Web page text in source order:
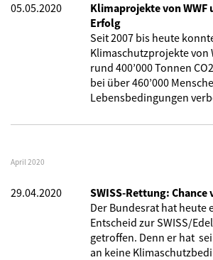
05.05.2020
Klimaprojekte von WWF
Erfolg
Seit 2007 bis heute
Klimaschutzprojekte von
rund 400’000 Tonnen
bei über 460’000
Lebensbedingungen
April 2020
29.04.2020
SWISS-Rettung: Chance
Der Bundesrat hat heute
Entscheid zur SWISS/
getroffen. Denn er hat
an keine